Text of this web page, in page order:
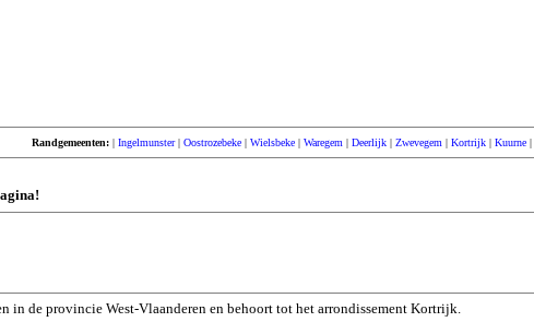
Randgemeenten: | Ingelmunster| Oostrozebeke | Wielsbeke | Waregem | Deerlijk | Zwevegem | Kortrijk | Kuurne |
in de provincie West-Vlaanderen en behoort tot het arrondissement Kortrijk.